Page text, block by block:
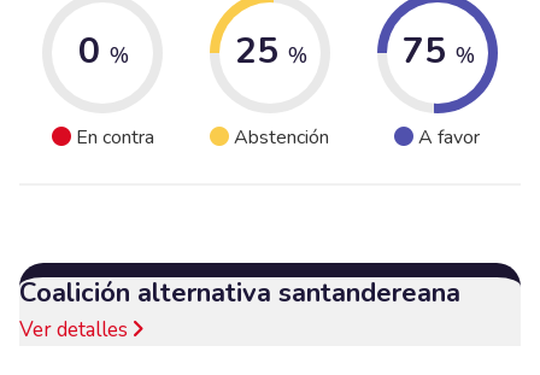
0 %
En contra
25 %
Abstención
75 %
A favor
Coalición alternativa santandereana
Ver detalles